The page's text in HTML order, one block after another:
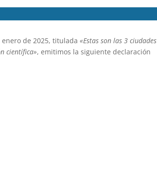
enero de 2025, titulada«Estas son las 3 ciudades
científica», emitimos la siguiente declaración